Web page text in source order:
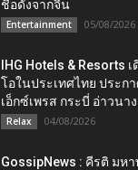
ชื่อดังจากจีน
Entertainment 05/08/2026
IHG Hotels & Resorts
โอในประเทศไทย ประก
เอ็กซ์เพรส กระบี่ อ่าวนาง
Relax 04/08/2026
GossipNews : คีรติ มห